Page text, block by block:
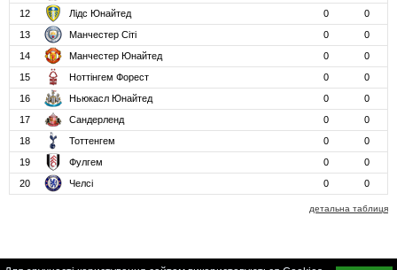
12
Лідс Юнайтед 0
0
13
Манчестер Сіті 0
0
14
Манчестер Юнайтед 0
0
15
Ноттінгем Форест 0
0
16
Ньюкасл Юнайтед 0
0
17
Сандерленд 0
0
18
Тоттенгем 0
0
19
Фулгем 0
0
20
Челсі 0 0
детальна таблиця